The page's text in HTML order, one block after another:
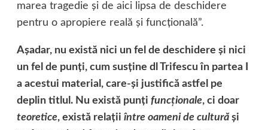
marea tragedie şi de aici lipsa de deschidere
pentru o apropiere reală şi funcţională”.
Aşadar, nu există nici un fel de deschidere şi nici
un fel de punţi, cum susţine dl Trifescu în partea I
a acestui material, care-şi justifică astfel pe
deplin titlul. Nu există punţi funcţionale, ci doar
teoretice, există relaţii între oameni de culturăşi